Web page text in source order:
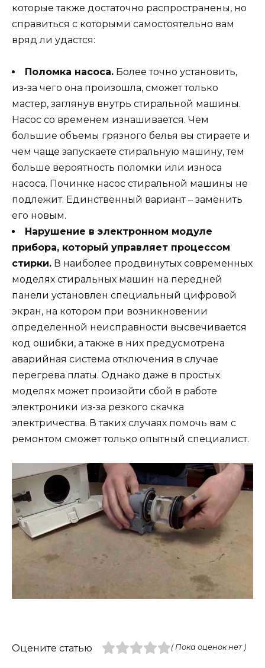
которые также достаточно распространены, но
справиться с которыми самостоятельно вам
вряд ли удастся:
Поломка насоса. Более точно установить,
из-за чего она произошла, сможет только
мастер, заглянув внутрь стиральной машины.
Насос со временем изнашивается. Чем
большие объемы грязного белья вы стираете и
чем чаще запускаете стиральную машину, тем
больше вероятность поломки или износа
насоса. Починке насос стиральной машины не
подлежит. Единственный вариант – заменить
его новым.
Нарушение в электронном модуле
прибора, который управляет процессом
стирки. В наиболее продвинутых современных
моделях стиральных машин на передней
панели установлен специальный цифровой
экран, на котором при возникновении
определенной неисправности высвечивается
код ошибки, а также в них предусмотрена
аварийная система отключения в случае
перегрева платы. Однако даже в простых
моделях может произойти сбой в работе
электроники из-за резкого скачка
электричества. В таких случаях помочь вам с
ремонтом сможет только опытный специалист.
Оцените статью ( Пока оценок нет )